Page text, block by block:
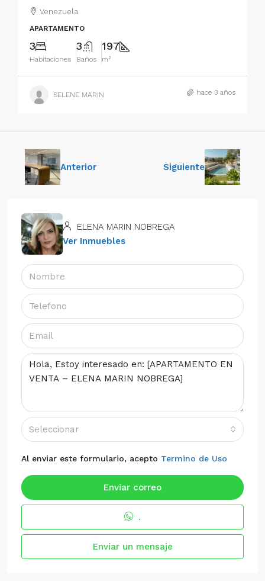
Venezuela
APARTAMENTO
3
Habitaciones
3
Baños
197
m²
SELENE MARIN hace 3 años
Anterior Siguiente
ELENA MARIN NOBREGA
Ver Inmuebles
Seleccionar
Al enviar este formulario, acepto Termino de Uso
Enviar correo
.
Enviar un mensaje